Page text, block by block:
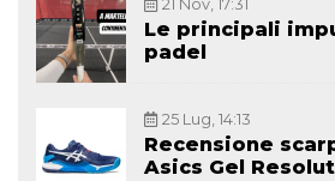
21 Nov, 17:31
Le principali
padel
25 Lug, 14:13
Recensione
Asics Gel